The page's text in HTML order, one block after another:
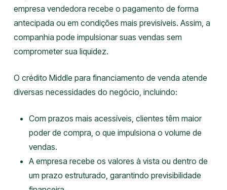
empresa vendedora recebe o pagamento de forma
antecipada ou em condições mais previsíveis. Assim, a
companhia pode impulsionar suas vendas sem
comprometer sua liquidez.
O crédito Middle para financiamento de venda atende
diversas necessidades do negócio, incluindo:
Com prazos mais acessíveis, clientes têm maior
poder de compra, o que impulsiona o volume de
vendas.
A empresa recebe os valores à vista ou dentro de
um prazo estruturado, garantindo previsibilidade